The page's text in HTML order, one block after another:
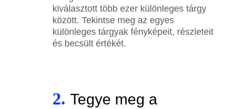
kiválasztott több ezer különleges tárgy
között. Tekintse meg az egyes
különleges tárgyak fényképeit, részleteit
és becsült értékét.
2. Tegye meg a